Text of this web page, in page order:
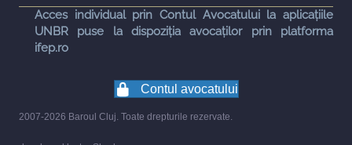
Acces individual prin Contul Avocatului la aplicațiile
UNBR puse la dispoziția avocaților prin platforma
ifep.ro
Contul avocatului
2007-2026 Baroul Cluj. Toate drepturile rezervate.